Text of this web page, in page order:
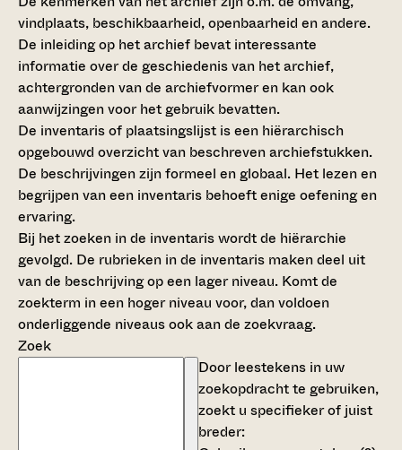
vindplaats, beschikbaarheid, openbaarheid en andere.
De inleiding op het archief bevat interessante
informatie over de geschiedenis van het archief,
achtergronden van de archiefvormer en kan ook
aanwijzingen voor het gebruik bevatten.
De inventaris of plaatsingslijst is een hiërarchisch
opgebouwd overzicht van beschreven archiefstukken.
De beschrijvingen zijn formeel en globaal. Het lezen en
begrijpen van een inventaris behoeft enige oefening en
ervaring.
Bij het zoeken in de inventaris wordt de hiërarchie
gevolgd. De rubrieken in de inventaris maken deel uit
van de beschrijving op een lager niveau. Komt de
zoekterm in een hoger niveau voor, dan voldoen
onderliggende niveaus ook aan de zoekvraag.
Zoek
Door leestekens in uw
zoekopdracht te gebruiken,
zoekt u specifieker of juist
breder: